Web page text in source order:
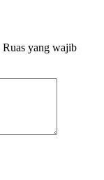
Ruas yang wajib